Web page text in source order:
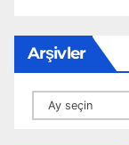
Arşivler
Arşivler